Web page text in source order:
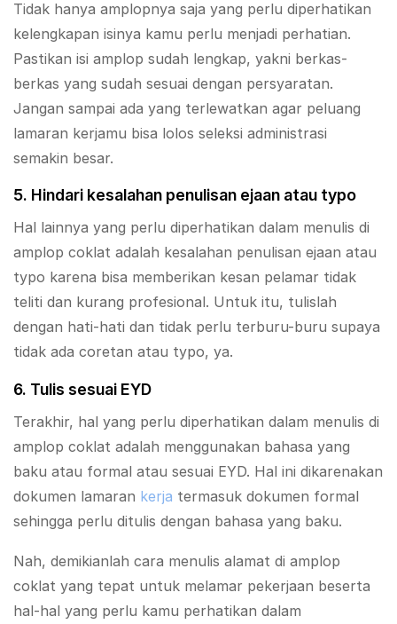
Tidak hanya amplopnya saja yang perlu diperhatikan
kelengkapan isinya kamu perlu menjadi perhatian.
Pastikan isi amplop sudah lengkap, yakni berkas-
berkas yang sudah sesuai dengan persyaratan.
Jangan sampai ada yang terlewatkan agar peluang
lamaran kerjamu bisa lolos seleksi administrasi
semakin besar.
5. Hindari kesalahan penulisan ejaan atau typo
Hal lainnya yang perlu diperhatikan dalam menulis di
amplop coklat adalah kesalahan penulisan ejaan atau
typo karena bisa memberikan kesan pelamar tidak
teliti dan kurang profesional. Untuk itu, tulislah
dengan hati-hati dan tidak perlu terburu-buru supaya
tidak ada coretan atau typo, ya.
6. Tulis sesuai EYD
Terakhir, hal yang perlu diperhatikan dalam menulis di
amplop coklat adalah menggunakan bahasa yang
baku atau formal atau sesuai EYD. Hal ini dikarenakan
dokumen lamaran kerja termasuk dokumen formal
sehingga perlu ditulis dengan bahasa yang baku.
Nah, demikianlah cara menulis alamat di amplop
coklat yang tepat untuk melamar pekerjaan beserta
hal-hal yang perlu kamu perhatikan dalam